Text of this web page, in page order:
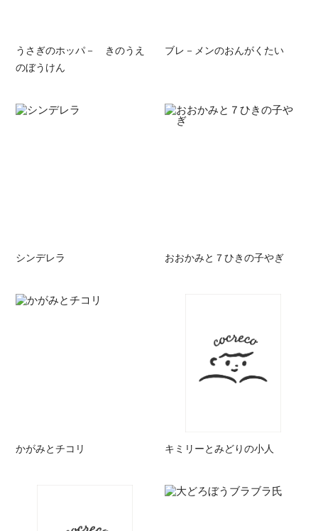
うさぎのホッパ－ きのうえ
のぼうけん
ブレ－メンのおんがくたい
シンデレラ おおかみと７ひきの子やぎ
かがみとチコリ キミリーとみどりの小人